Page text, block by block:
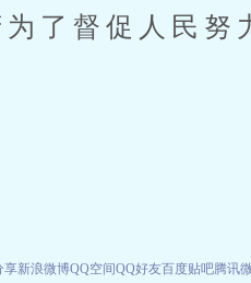
了督促人民努
享新浪微博QQ空间QQ好友百度贴吧腾讯